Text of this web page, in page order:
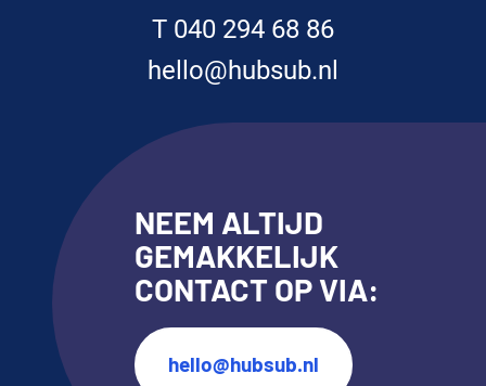
T 040 294 68 86
hello@hubsub.nl
NEEM ALTIJD
GEMAKKELIJK
CONTACT OP VIA:
hello@hubsub.nl